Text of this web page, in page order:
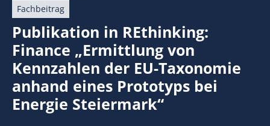
Fachbeitrag
Publikation in REthinking:
Finance „Ermittlung von
Kennzahlen der EU-Taxonomie
anhand eines Prototyps bei
Energie Steiermark“